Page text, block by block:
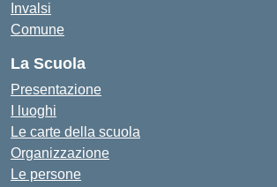
Invalsi
Comune
La Scuola
Presentazione
I luoghi
Le carte della scuola
Organizzazione
Le persone